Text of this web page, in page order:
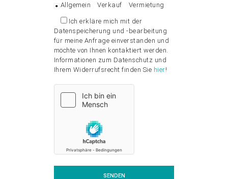
Allgemein
Verkauf Vermietung
Ich erkläre mich mit der
Datenspeicherung und -bearbeitung
für meine Anfrage einverstanden und
möchte von Ihnen kontaktiert werden.
Informationen zum Datenschutz und
Ihrem Widerrufsrecht finden Sie hier!